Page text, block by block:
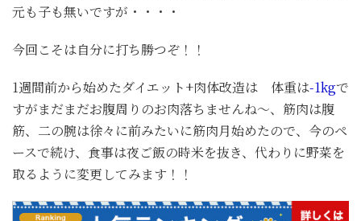
元も子も無いですが・・・・
今回こそは自分に打ち勝つぞ！！
1週間前から始めたダイエット+肉体改造は 体重は-1kgで
すがまだまだお腹周りのお肉落ちませんね～、筋肉は腹
筋、二の腕は徐々に前みたいに筋肉月始めたので、今のペ
ースで続け、食事は夜ご飯の時米を抜き、代わりに野菜を
取るように変更してみます！！